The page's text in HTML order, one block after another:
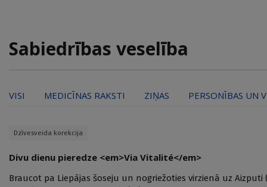
Sabiedrības veselība
VISI MEDICĪNAS RAKSTI ZIŅAS PERSONĪBAS UN
Dzīvesveida korekcija
Divu dienu pieredze <em>Via Vitalité</em>
Braucot pa Liepājas šoseju un nogriežoties virzienā uz